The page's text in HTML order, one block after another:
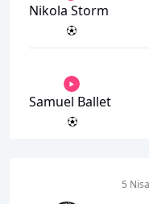
Nikola Storm
Samuel Ballet
5